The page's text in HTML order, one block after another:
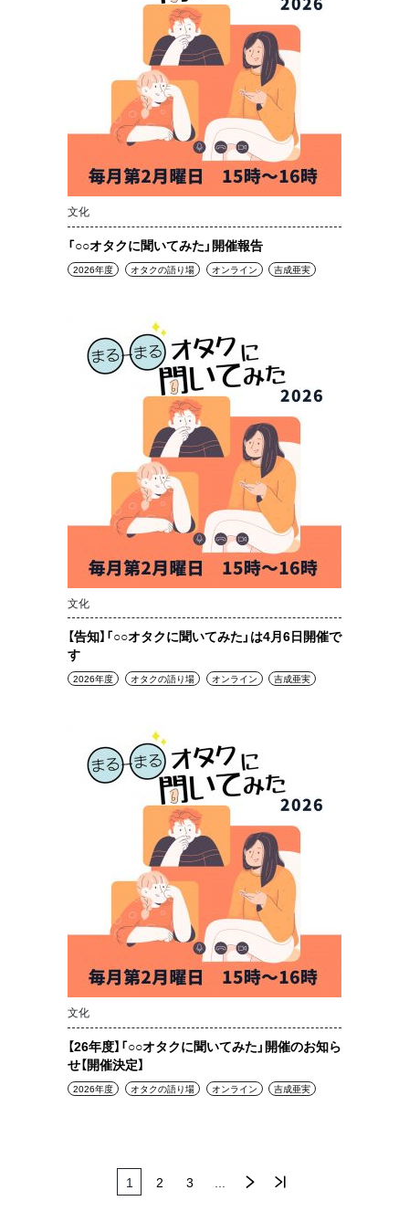
文化
「○○オタクに聞いてみた」開催報告
2026年度 オタクの語り場 オンライン 吉成亜実
文化
【告知】「○○オタクに聞いてみた」は4月6日開催で
す
2026年度 オタクの語り場 オンライン 吉成亜実
文化
【26年度】「○○オタクに聞いてみた」開催のお知ら
せ【開催決定】
2026年度 オタクの語り場 オンライン 吉成亜実
1 2 3 »
後 »